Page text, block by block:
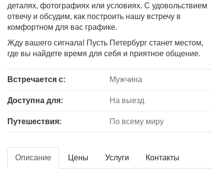
деталях, фотографиях или условиях. С удовольствием
отвечу и обсудим, как построить нашу встречу в
комфортном для вас графике.
Жду вашего сигнала! Пусть Петербург станет местом,
где вы найдете время для себя и приятное общение.
Встречается с: Мужчина
Доступна для: На выезд
Путешествия: По всему миру
Описание Цены Услуги Контакты